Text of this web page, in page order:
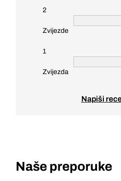
2
Zvijezde
1
Zvijezda
Napiši
Naše preporuke